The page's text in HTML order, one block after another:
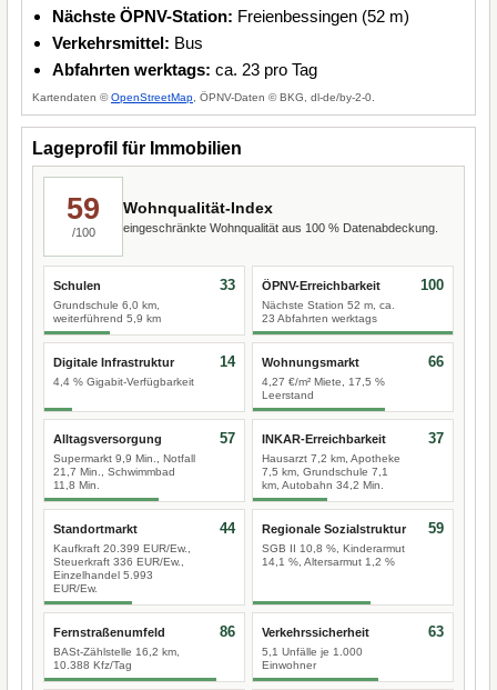
Nächste ÖPNV-Station: Freienbessingen (52 m)
Verkehrsmittel: Bus
Abfahrten werktags: ca. 23 pro Tag
Kartendaten ©OpenStreetMap , ÖPNV-Daten © BKG, dl-de/by-2-0.
Lageprofil für Immobilien
59
/100
Wohnqualität-Index
eingeschränkte Wohnqualität aus 100 % Datenabdeckung.
Schulen
Grundschule 6,0 km,
weiterführend 5,9 km
33 ÖPNV-Erreichbarkeit
Nächste Station 52 m, ca.
23 Abfahrten werktags
100
Digitale Infrastruktur
4,4 % Gigabit-Verfügbarkeit
14 Wohnungsmarkt
4,27 €/m² Miete, 17,5 %
Leerstand
66
Alltagsversorgung
Supermarkt 9,9 Min., Notfall
21,7 Min., Schwimmbad
11,8 Min.
57 INKAR-Erreichbarkeit
Hausarzt 7,2 km, Apotheke
7,5 km, Grundschule 7,1
km, Autobahn 34,2 Min.
37
Standortmarkt
Kaufkraft 20.399 EUR/Ew.,
Steuerkraft 336 EUR/Ew.,
Einzelhandel 5.993
EUR/Ew.
44 Regionale Sozialstruktur
SGB II 10,8 %, Kinderarmut
14,1 %, Altersarmut 1,2 %
59
Fernstraßenumfeld
BASt-Zählstelle 16,2 km,
10.388 Kfz/Tag
86 Verkehrssicherheit
5,1 Unfälle je 1.000
Einwohner
63